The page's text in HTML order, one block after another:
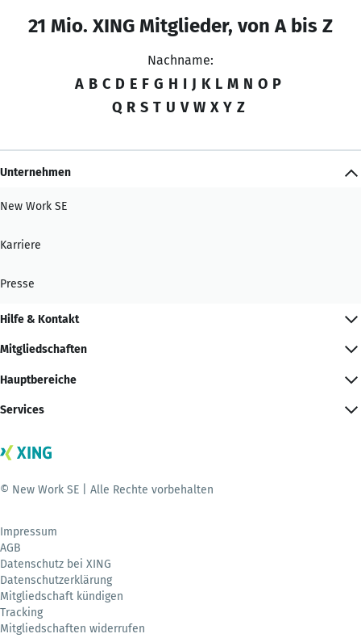
21 Mio. XING Mitglieder, von A bis Z
Nachname:
A B C D E F G H I J K L M N O P
Q R S T U V W X Y Z
Unternehmen
New Work SE
Karriere
Presse
Hilfe & Kontakt
Mitgliedschaften
Hauptbereiche
Services
© New Work SE | Alle Rechte vorbehalten
Impressum
AGB
Datenschutz bei XING
Datenschutzerklärung
Mitgliedschaft kündigen
Tracking
Mitgliedschaften widerrufen